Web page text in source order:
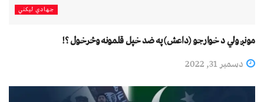
جهادي لیکني
مونږ ولي د خوارجو (داعش) په ضد خپل قلمونه وڅرخول ؟!
دسمبر 31, 2022